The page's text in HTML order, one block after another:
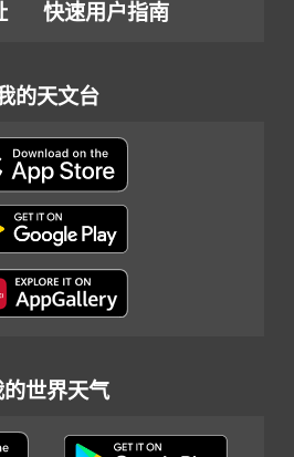
快速用户指南
的天文台
的世界天气